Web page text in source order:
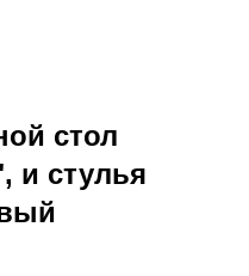
стол
и стулья